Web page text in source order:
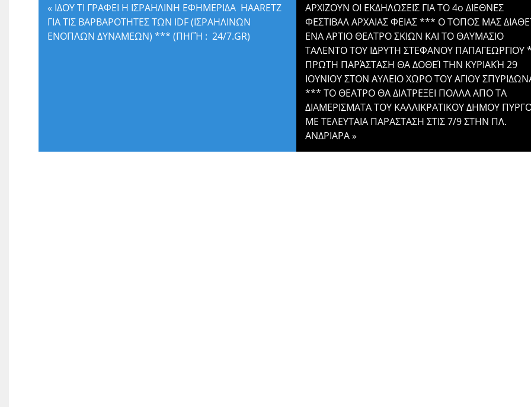
« ΙΔΟΥ ΤΙ ΓΡΑΦΕΙ Η ΙΣΡΑΗΛΙΝΗ ΕΦΗΜΕΡΙΔΑ HAARETZ
ΓΙΑ ΤΙΣ ΒΑΡΒΑΡΟΤΗΤΕΣ ΤΩΝ IDF (ΙΣΡΑΗΛΙΝΩΝ
ΕΝΟΠΛΩΝ ΔΥΝΑΜΕΩΝ) *** (ΠΗΓΉ : 24/7.GR)
ΑΡΧΙΖΟΥΝ ΟΙ ΕΚΔΗΛΩΣΕΙΣ ΓΙΑ ΤΟ 4ο ΔΙΕΘΝΕΣ
ΦΕΣΤΙΒΑΛ ΑΡΧΑΙΑΣ ΦΕΙΑΣ *** Ο ΤΟΠΟΣ ΜΑΣ
ΕΝΑ ΑΡΤΙΟ ΘΕΑΤΡΟ ΣΚΙΩΝ ΚΑΙ ΤΟ ΘΑΥΜΑΣΙΟ
ΤΑΛΕΝΤΟ ΤΟΥ ΙΔΡΥΤΗ ΣΤΕΦΑΝΟΥ ΠΑΠΑΓΕΩΡΓΙΟΥ
ΠΡΩΤΗ ΠΑΡΆΣΤΑΣΗ ΘΑ ΔΟΘΕΊ ΤΗΝ ΚΥΡΙΑΚΉ 29
ΙΟΥΝΙΟΥ ΣΤΟΝ ΑΥΛΕΙΟ ΧΩΡΟ ΤΟΥ ΑΓΙΟΥ
*** ΤΟ ΘΕΑΤΡΟ ΘΑ ΔΙΑΤΡΕΞΕΙ ΠΟΛΛΑ ΑΠΟ ΤΑ
ΔΙΑΜΕΡΙΣΜΑΤΑ ΤΟΥ ΚΑΛΛΙΚΡΑΤΙΚΟΥ ΔΗΜΟΥ
ΜΕ ΤΕΛΕΥΤΑΙΑ ΠΑΡΑΣΤΑΣΗ ΣΤΙΣ 7/9 ΣΤΗΝ ΠΛ.
ΑΝΔΡΙΑΡΑ»